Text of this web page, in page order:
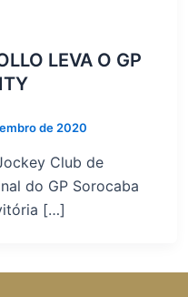
LEVA O GP
de 2020
Club de
do GP Sorocaba
[…]